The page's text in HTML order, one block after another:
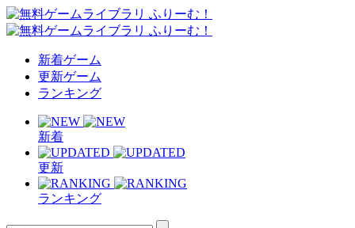
新着ゲーム
更新ゲーム
ランキング
新着
更新
ランキング